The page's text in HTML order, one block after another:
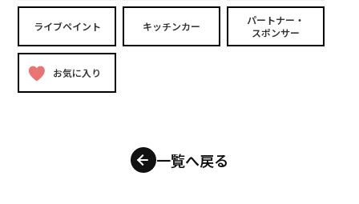
ライブペイント キッチンカー
パートナー・
スポンサー
お気に入り
一覧へ戻る